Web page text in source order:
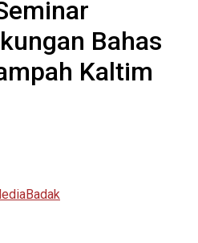
Bahas
Kaltim